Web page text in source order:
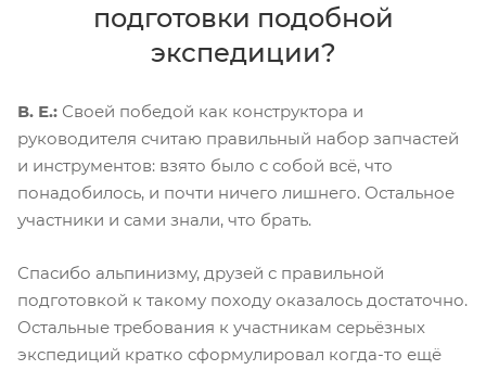
подготовки подобной
экспедиции?
В. Е.: Своей победой как конструктора и
руководителя считаю правильный набор запчастей
и инструментов: взято было с собой всё, что
понадобилось, и почти ничего лишнего. Остальное
участники и сами знали, что брать.
Спасибо альпинизму, друзей с правильной
подготовкой к такому походу оказалось достаточно.
Остальные требования к участникам серьёзных
экспедиций кратко сформулировал когда-то ещё